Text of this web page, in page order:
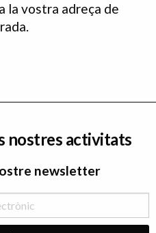
la vostra adreça de
nostres activitats
newsletter